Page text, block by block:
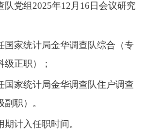
队党组2025年12月 16 日会议研究
国家统计局金华调查队综合（专
级正职）；
国家统计局金华调查队住户调查
副 职）。
期计入任职时间。